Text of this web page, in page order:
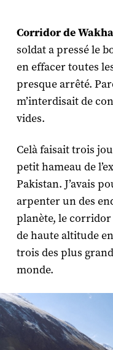
Corridor de
soldat a pressé le
en effacer toutes
presque arrêté.
m’interdisait de
vides.
Celà faisait trois
petit hameau de
Pakistan. J’avais
arpenter un des
planète, le corridor
de haute altitude
trois des plus
monde.